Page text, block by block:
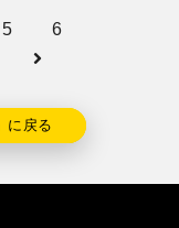
5
6
に戻る